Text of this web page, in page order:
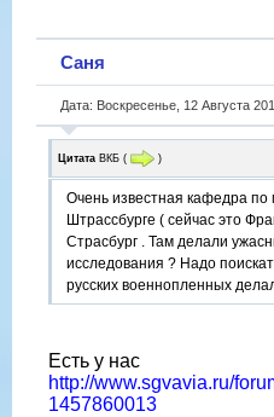
Саня
Дата: Воскресенье, 12 Августа
Цитата ВКБ ( )
Очень известная кафедра
Штрассбурге ( сейчас это
Страсбург . Там делали
исследования ? Надо
русских военнопленных
Есть у нас
http://www.sgvavia.ru/
1457860013